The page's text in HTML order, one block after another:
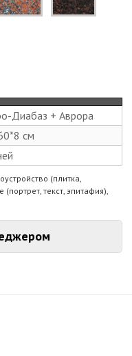
Диабаз + Аврора
см
(плитка,
текст, эпитафия),